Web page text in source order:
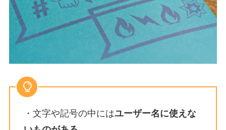
・文字や記号の中にはユーザー名に使えな